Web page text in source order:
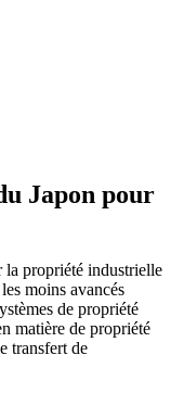
Japon pour
propriété industrielle
moins avancés
de propriété
matière de propriété
transfert de